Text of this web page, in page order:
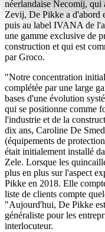
néerlandaise Necomij, qui
Zevij, De Pikke a d'abord
puis au label IVANA de
une gamme exclusive de
construction et qui est
par Groco.
"Notre concentration
complétée par une large
bases d'une évolution
qui se positionne comme
l'industrie et de la
dix ans, Caroline De
(équipements de
était initialement installé
Zele. Lorsque les
plus en plus sur l'aspect
Pikke en 2018. Elle
liste de clients compte
"Aujourd'hui, De Pikke
généraliste pour les
interlocuteur.